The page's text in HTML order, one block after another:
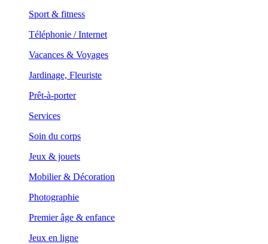
Sport & fitness
Téléphonie / Internet
Vacances & Voyages
Jardinage, Fleuriste
Prêt-à-porter
Services
Soin du corps
Jeux & jouets
Mobilier & Décoration
Photographie
Premier âge & enfance
Jeux en ligne